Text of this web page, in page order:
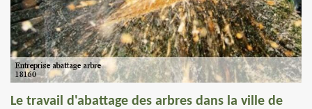
Le travail d'abattage des arbres dans la ville de